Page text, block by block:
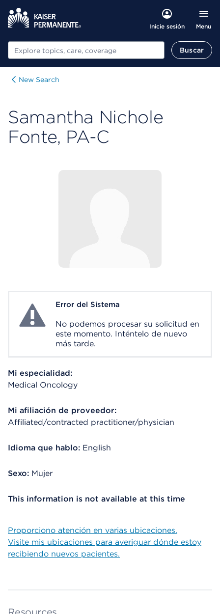
Inicie sesión Menu
Buscar Buscar
New Search
Samantha Nichole
Fonte, PA-C
System ErrorError del Sistema
No podemos procesar su solicitud en
este momento. Inténtelo de nuevo
más tarde.
Mi especialidad:
Medical Oncology
Mi afiliación de proveedor:
Affiliated/contracted practitioner/physician
Idioma que hablo: English
Sexo: Mujer
This information is not available at this time
Proporciono atención en varias ubicaciones.
Visite mis ubicaciones para averiguar dónde estoy
recibiendo nuevos pacientes.